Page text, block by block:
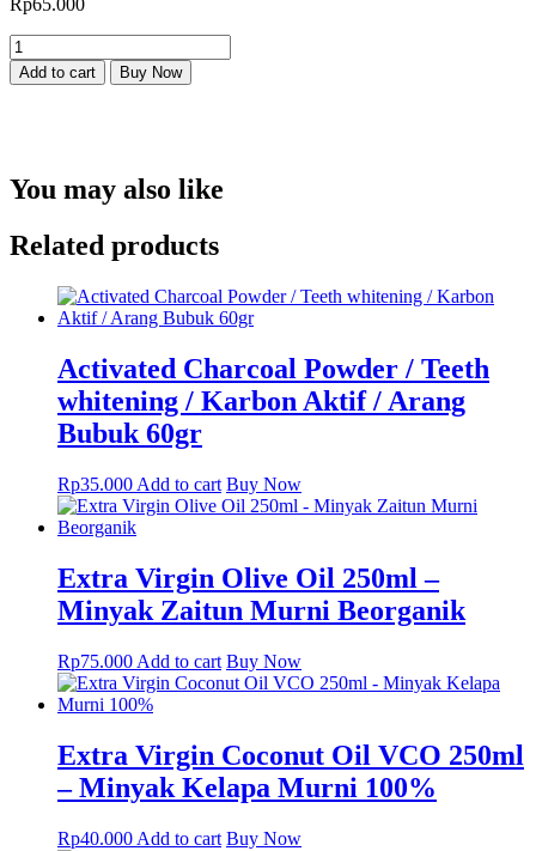
Rp65.000
BEORGANIK
Argan
Oil
100%
30ml
quantity
Add to cart Buy Now
You may also like
Related products
Activated Charcoal Powder / Teeth
whitening / Karbon Aktif / Arang
Bubuk 60gr
Rp35.000 Add to cart Buy Now
Extra Virgin Olive Oil 250ml –
Minyak Zaitun Murni Beorganik
Rp75.000 Add to cart Buy Now
Extra Virgin Coconut Oil VCO 250ml
– Minyak Kelapa Murni 100%
Rp40.000 Add to cart Buy Now